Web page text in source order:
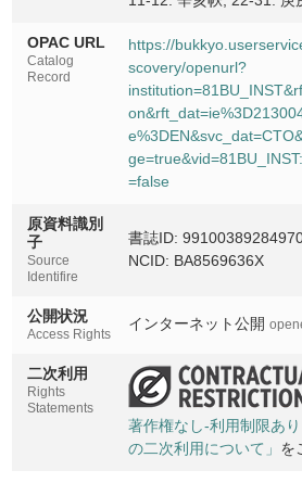
OPAC URL
Catalog
Record
https://
scovery/openurl?
=false
原資料識別
子
Source
Identifire
書誌ID:
NCID: BA8569636X
公開状況
Access Rights
インターネット公開
二次利用
Rights
Statements
著作権なし-利用制限あり
の二次利用について」 を